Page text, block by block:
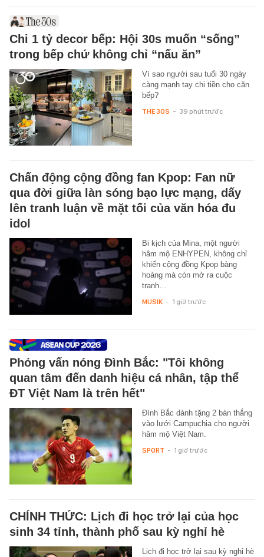
Chi 1 tỷ decor bếp: Hội 30s muốn “sống”
trong bếp chứ không chỉ “nấu ăn”
Vì sao người sau tuổi 30 ngày
càng mạnh tay chi tiền cho căn
bếp?
THE 30S - 39 phút trước
Chấn động cộng đồng fan Kpop: Fan nữ
qua đời giữa làn sóng bạo lực mạng, dấy
lên tranh luận về mặt tối của văn hóa đu
idol
Bi kịch của Mina, một người
hâm mộ ENHYPEN, không chỉ
khiến cộng đồng Kpop bàng
hoàng mà còn mở ra cuộc
tranh…
MUSIK - 1 giờ trước
Phỏng vấn nóng Đình Bắc: "Tôi không
quan tâm đến danh hiệu cá nhân, tập thể
ĐT Việt Nam là trên hết"
Đình Bắc dành tặng 2 bàn thắng
vào lưới Campuchia cho người
hâm mộ Việt Nam.
SPORT - 1 giờ trước
CHÍNH THỨC: Lịch đi học trở lại của học
sinh 34 tỉnh, thành phố sau kỳ nghỉ hè
Lịch đi học trở lại sau kỳ nghỉ hè